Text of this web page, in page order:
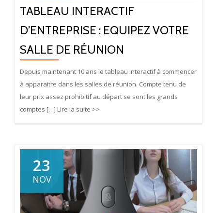
TABLEAU INTERACTIF
D’ENTREPRISE : EQUIPEZ VOTRE
SALLE DE RÉUNION
Depuis maintenant 10 ans le tableau interactif à commencer
à apparaitre dans les salles de réunion. Compte tenu de
leur prix assez prohibitif au départ se sont les grands
comptes […] Lire la suite >>
23
NOV